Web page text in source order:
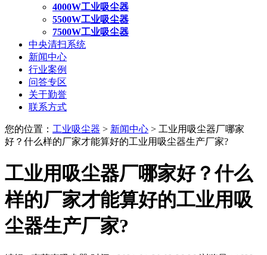
4000W工业吸尘器
5500W工业吸尘器
7500W工业吸尘器
中央清扫系统
新闻中心
行业案例
问答专区
关于勤誉
联系方式
您的位置： 工业吸尘器 > 新闻中心 > 工业用吸尘器厂哪家
好？什么样的厂家才能算好的工业用吸尘器生产厂家?
工业用吸尘器厂哪家好？什么
样的厂家才能算好的工业用吸
尘器生产厂家?